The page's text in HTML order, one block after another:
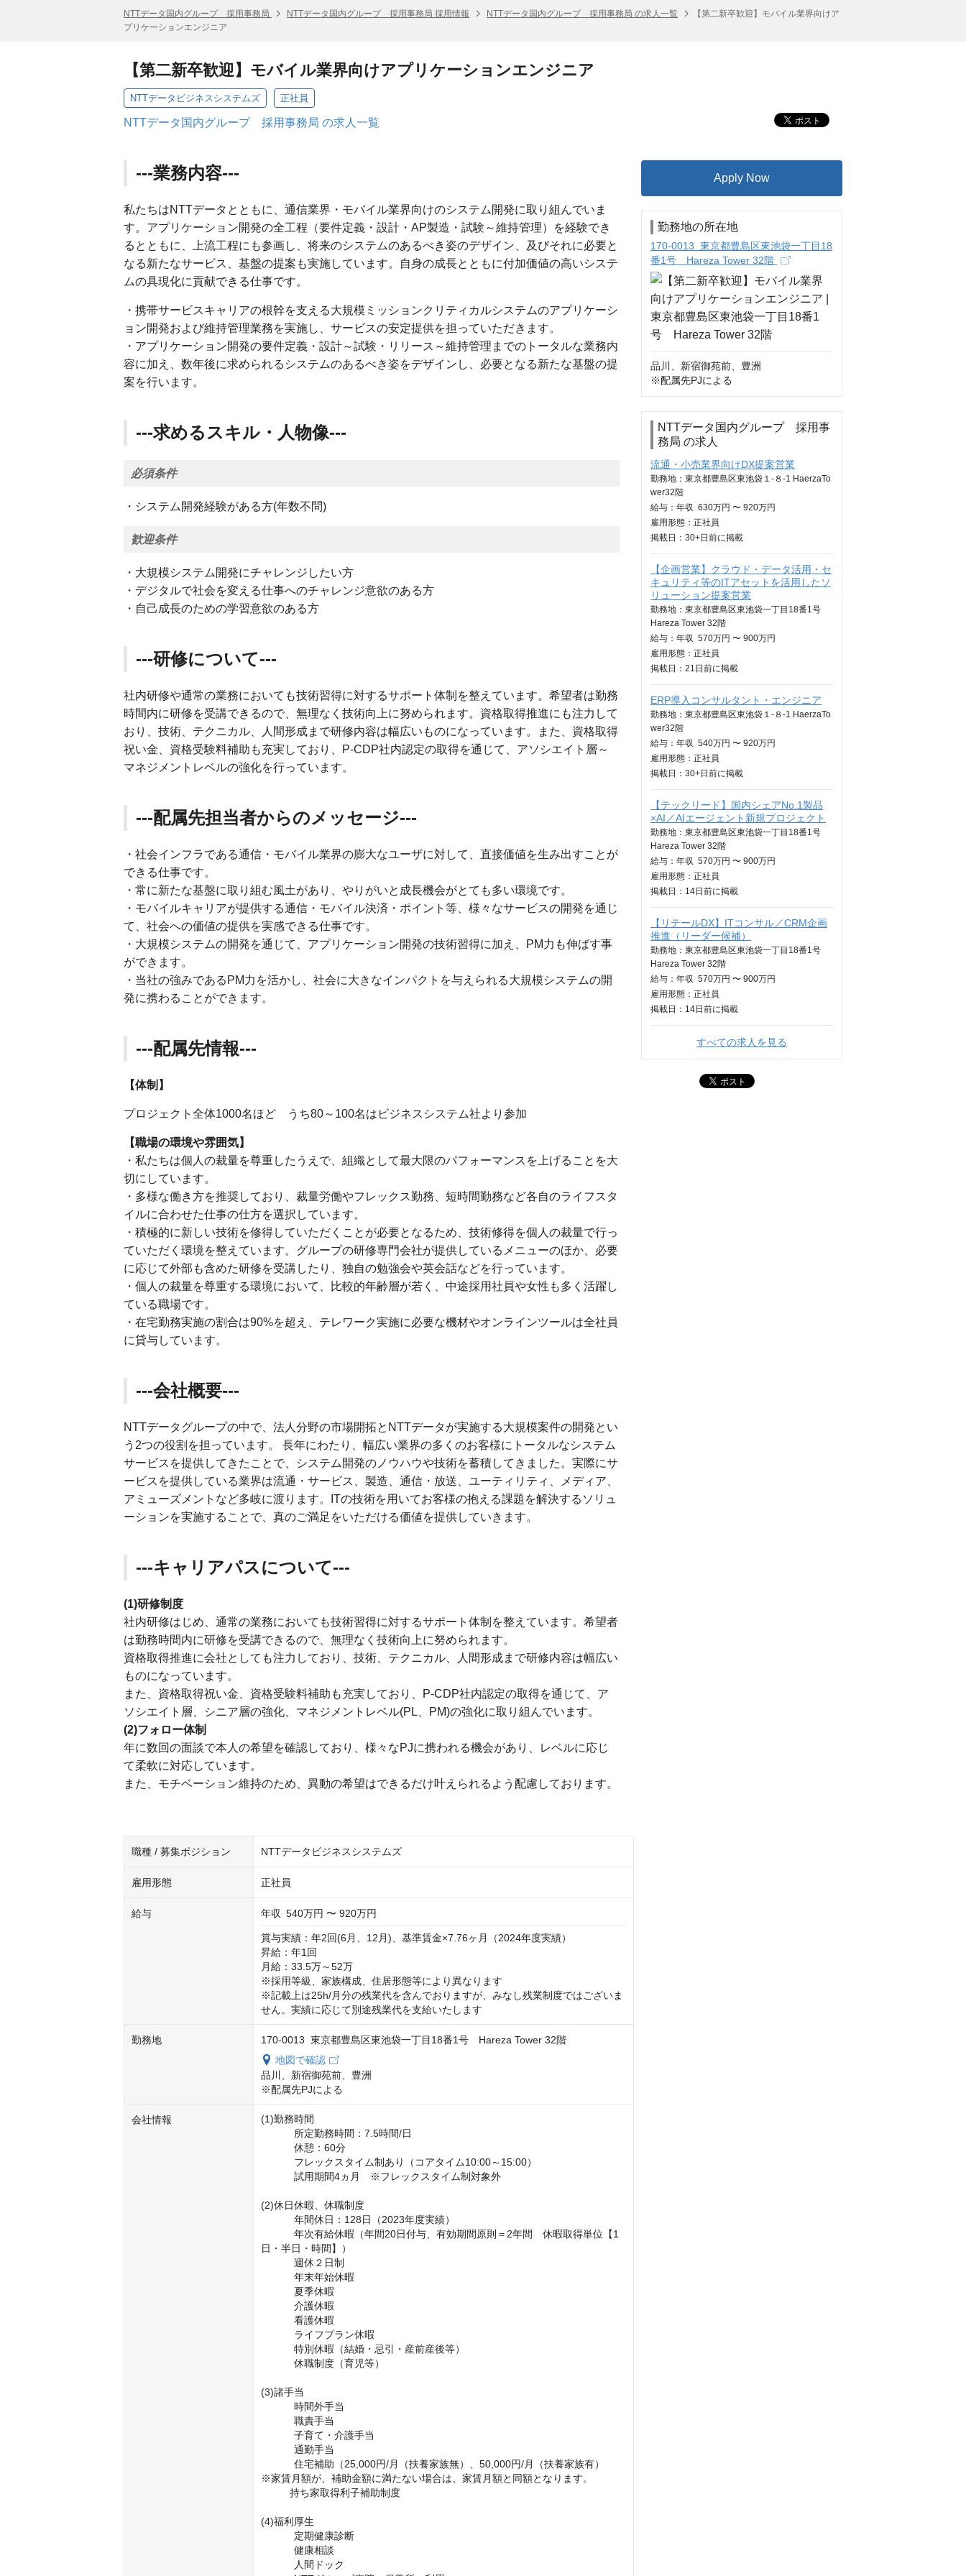
NTTデータ国内グループ 採用事務局 NTTデータ国内グループ 採用事務局 採用情報 NTTデータ国内グループ 採用事務局 の求人一覧
【第二新卒歓迎】モバイル業界向けア
プリケーションエンジニア
【第二新卒歓迎】モバイル業界向けアプリケーションエンジニア
NTTデータビジネスシステムズ 正社員
NTTデータ国内グループ 採用事務局 の求人一覧
---業務内容---
私たちはNTTデータとともに、通信業界・モバイル業界向けのシステム開発に取り組んでいま
す。アプリケーション開発の全工程（要件定義・設計・AP製造・試験～維持管理）を経験でき
るとともに、上流工程にも参画し、将来のシステムのあるべき姿のデザイン、及びそれに必要と
なる新たなサービス、基盤の提案も実施しています。自身の成長とともに付加価値の高いシステ
ムの具現化に貢献できる仕事です。
・携帯サービスキャリアの根幹を支える大規模ミッションクリティカルシステムのアプリケーシ
ョン開発および維持管理業務を実施し、サービスの安定提供を担っていただきます。
・アプリケーション開発の要件定義・設計～試験・リリース～維持管理までのトータルな業務内
容に加え、数年後に求められるシステムのあるべき姿をデザインし、必要となる新たな基盤の提
案を行います。
---求めるスキル・人物像---
必須条件
・システム開発経験がある方(年数不問)
歓迎条件
・大規模システム開発にチャレンジしたい方
・デジタルで社会を変える仕事へのチャレンジ意欲のある方
・自己成長のための学習意欲のある方
---研修について---
社内研修や通常の業務においても技術習得に対するサポート体制を整えています。希望者は勤務
時間内に研修を受講できるので、無理なく技術向上に努められます。資格取得推進にも注力して
おり、技術、テクニカル、人間形成まで研修内容は幅広いものになっています。また、資格取得
祝い金、資格受験料補助も充実しており、P-CDP社内認定の取得を通じて、アソシエイト層～
マネジメントレベルの強化を行っています。
---配属先担当者からのメッセージ---
・社会インフラである通信・モバイル業界の膨大なユーザに対して、直接価値を生み出すことが
できる仕事です。
・常に新たな基盤に取り組む風土があり、やりがいと成長機会がとても多い環境です。
・モバイルキャリアが提供する通信・モバイル決済・ポイント等、様々なサービスの開発を通じ
て、社会への価値の提供を実感できる仕事です。
・大規模システムの開発を通じて、アプリケーション開発の技術習得に加え、PM力も伸ばす事
ができます。
・当社の強みであるPM力を活かし、社会に大きなインパクトを与えられる大規模システムの開
発に携わることができます。
---配属先情報---
【体制】
プロジェクト全体1000名ほど うち80～100名はビジネスシステム社より参加
【職場の環境や雰囲気】
・私たちは個人の裁量を尊重したうえで、組織として最大限のパフォーマンスを上げることを大
切にしています。
・多様な働き方を推奨しており、裁量労働やフレックス勤務、短時間勤務など各自のライフスタ
イルに合わせた仕事の仕方を選択しています。
・積極的に新しい技術を修得していただくことが必要となるため、技術修得を個人の裁量で行っ
ていただく環境を整えています。グループの研修専門会社が提供しているメニューのほか、必要
に応じて外部も含めた研修を受講したり、独自の勉強会や英会話などを行っています。
・個人の裁量を尊重する環境において、比較的年齢層が若く、中途採用社員や女性も多く活躍し
ている職場です。
・在宅勤務実施の割合は90%を超え、テレワーク実施に必要な機材やオンラインツールは全社員
に貸与しています。
---会社概要---
NTTデータグループの中で、法人分野の市場開拓とNTTデータが実施する大規模案件の開発とい
う2つの役割を担っています。 長年にわたり、幅広い業界の多くのお客様にトータルなシステム
サービスを提供してきたことで、システム開発のノウハウや技術を蓄積してきました。実際にサ
ービスを提供している業界は流通・サービス、製造、通信・放送、ユーティリティ、メディア、
アミューズメントなど多岐に渡ります。ITの技術を用いてお客様の抱える課題を解決するソリュ
ーションを実施することで、真のご満足をいただける価値を提供していきます。
---キャリアパスについて---
(1)研修制度
社内研修はじめ、通常の業務においても技術習得に対するサポート体制を整えています。希望者
は勤務時間内に研修を受講できるので、無理なく技術向上に努められます。
資格取得推進に会社としても注力しており、技術、テクニカル、人間形成まで研修内容は幅広い
ものになっています。
また、資格取得祝い金、資格受験料補助も充実しており、P-CDP社内認定の取得を通じて、ア
ソシエイト層、シニア層の強化、マネジメントレベル(PL、PM)の強化に取り組んでいます。
(2)フォロー体制
年に数回の面談で本人の希望を確認しており、様々なPJに携われる機会があり、レベルに応じ
て柔軟に対応しています。
また、モチベーション維持のため、異動の希望はできるだけ叶えられるよう配慮しております。
職種 / 募集ポジション NTTデータビジネスシステムズ
雇用形態 正社員
給与 年収 540万円 〜 920万円
賞与実績：年2回(6月、12月)、基準賃金×7.76ヶ月（2024年度実績）
昇給：年1回
月給：33.5万～52万
※採用等級、家族構成、住居形態等により異なります
※記載上は25h/月分の残業代を含んでおりますが、みなし残業制度ではございま
せん。実績に応じて別途残業代を支給いたします
勤務地
170-0013 東京都豊島区東池袋一丁目18番1号 Hareza Tower 32階
地図で確認
品川、新宿御苑前、豊洲
※配属先PJによる
会社情報
(1)勤務時間
(2)休日休暇、休職制度
日・半日・時間】）
(3)諸手当
※家賃月額が、補助金額に満たない場合は、家賃月額と同額となります。
(4)福利厚生
Apply Now
勤務地の所在地
170-0013 東京都豊島区東池袋一丁目18
番1号 Hareza Tower 32階
品川、新宿御苑前、豊洲
※配属先PJによる
NTTデータ国内グループ 採用事
務局 の求人
流通・小売業界向けDX提案営業
勤務地：東京都豊島区東池袋１-８-1 HaerzaTo
wer32階
給与： 年収 630万円 〜 920万円
雇用形態：正社員
掲載日： 30+日 前に掲載
【企画営業】クラウド・データ活用・セ
キュリティ等のITアセットを活用したソ
リューション提案営業
勤務地：東京都豊島区東池袋一丁目18番1号
Hareza Tower 32階
給与： 年収 570万円 〜 900万円
雇用形態：正社員
掲載日： 21日 前に掲載
ERP導入コンサルタント・エンジニア
勤務地：東京都豊島区東池袋１-８-1 HaerzaTo
wer32階
給与： 年収 540万円 〜 920万円
雇用形態：正社員
掲載日： 30+日 前に掲載
【テックリード】国内シェアNo.1製品
×AI／AIエージェント新規プロジェクト
勤務地：東京都豊島区東池袋一丁目18番1号
Hareza Tower 32階
給与： 年収 570万円 〜 900万円
雇用形態：正社員
掲載日： 14日 前に掲載
【リテールDX】ITコンサル／CRM企画
推進（リーダー候補）
勤務地：東京都豊島区東池袋一丁目18番1号
Hareza Tower 32階
給与： 年収 570万円 〜 900万円
雇用形態：正社員
掲載日： 14日 前に掲載
すべての求人を見る